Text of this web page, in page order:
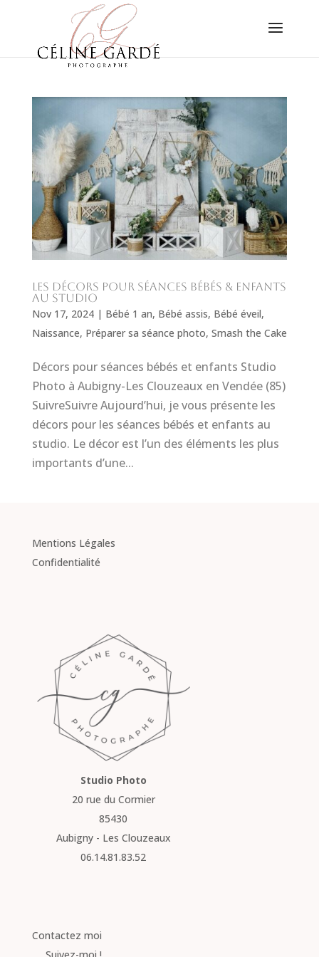
Les décors pour séances bébés & enfants
au studio
Nov 17, 2024| Bébé 1 an, Bébé assis, Bébé éveil,
Naissance, Préparer sa séance photo, Smash the Cake
Décors pour séances bébés et enfants Studio
Photo à Aubigny-Les Clouzeaux en Vendée (85)
SuivreSuivre Aujourd’hui, je vous présente les
décors pour les séances bébés et enfants au
studio. Le décor est l’un des éléments les plus
importants d’une...
Mentions Légales
Confidentialité
Studio Photo
20 rue du Cormier
85430
Aubigny - Les Clouzeaux
06.14.81.83.52
Contactez moi